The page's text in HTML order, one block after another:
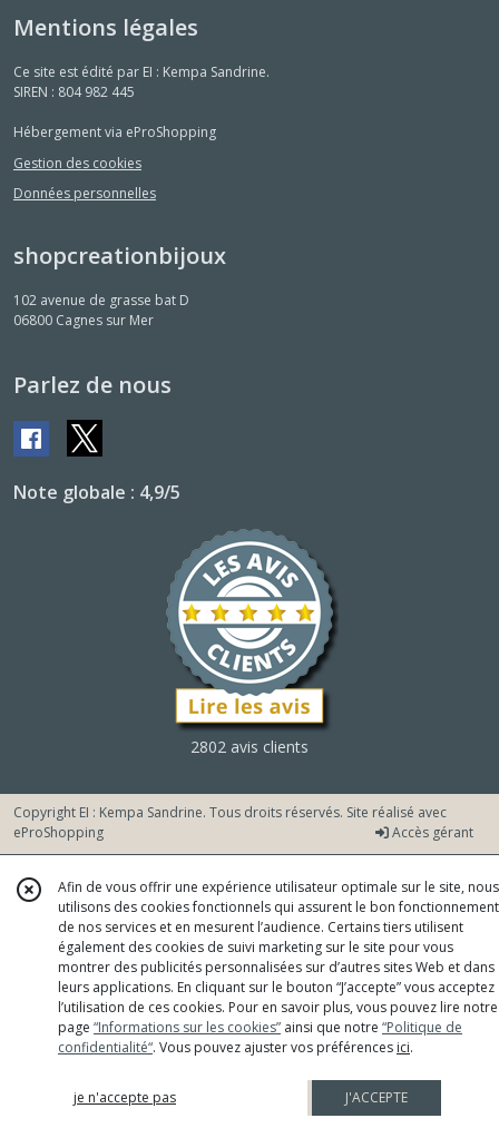
Mentions légales
Ce site est édité par EI : Kempa Sandrine.
SIREN : 804 982 445
Hébergement via eProShopping
Gestion des cookies
Données personnelles
shopcreationbijoux
102 avenue de grasse bat D
06800 Cagnes sur Mer
Parlez de nous
Note globale : 4,9/5
2802 avis clients
Copyright EI : Kempa Sandrine. Tous droits réservés. Site réalisé avec
eProShopping
Accès gérant
Afin de vous offrir une expérience utilisateur optimale sur le site, nous
utilisons des cookies fonctionnels qui assurent le bon fonctionnement
de nos services et en mesurent l’audience. Certains tiers utilisent
également des cookies de suivi marketing sur le site pour vous
montrer des publicités personnalisées sur d’autres sites Web et dans
leurs applications. En cliquant sur le bouton “J’accepte” vous acceptez
l’utilisation de ces cookies. Pour en savoir plus, vous pouvez lire notre
page “Informations sur les cookies” ainsi que notre “Politique de
confidentialité“. Vous pouvez ajuster vos préférences ici.
je n'accepte pas J'ACCEPTE